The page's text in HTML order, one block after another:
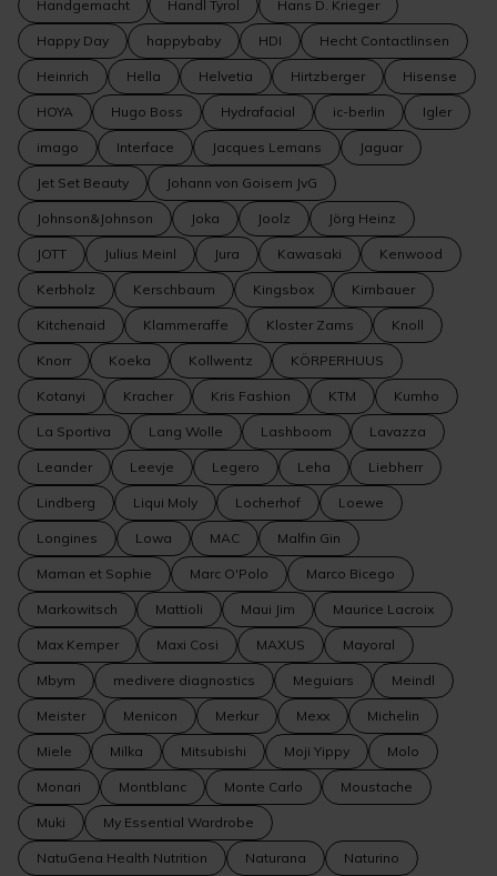
Handgemacht Handl Tyrol Hans D. Krieger
Happy Day happybaby HDI Hecht Contactlinsen
Heinrich Hella Helvetia Hirtzberger Hisense
HOYA Hugo Boss Hydrafacial ic-berlin Igler
imago Interface Jacques Lemans Jaguar
Jet Set Beauty Johann von Goisern JvG
Johnson&Johnson Joka Joolz Jörg Heinz
JOTT Julius Meinl Jura Kawasaki Kenwood
Kerbholz Kerschbaum Kingsbox Kirnbauer
Kitchenaid Klammeraffe Kloster Zams Knoll
Knorr Koeka Kollwentz KÖRPERHUUS
Kotanyi Kracher Kris Fashion KTM Kumho
La Sportiva Lang Wolle Lashboom Lavazza
Leander Leevje Legero Leha Liebherr
Lindberg Liqui Moly Locherhof Loewe
Longines Lowa MAC Malfin Gin
Maman et Sophie Marc O'Polo Marco Bicego
Markowitsch Mattioli Maui Jim Maurice Lacroix
Max Kemper Maxi Cosi MAXUS Mayoral
Mbym medivere diagnostics Meguiars Meindl
Meister Menicon Merkur Mexx Michelin
Miele Milka Mitsubishi Moji Yippy Molo
Monari Montblanc Monte Carlo Moustache
Muki My Essential Wardrobe
NatuGena Health Nutrition Naturana Naturino